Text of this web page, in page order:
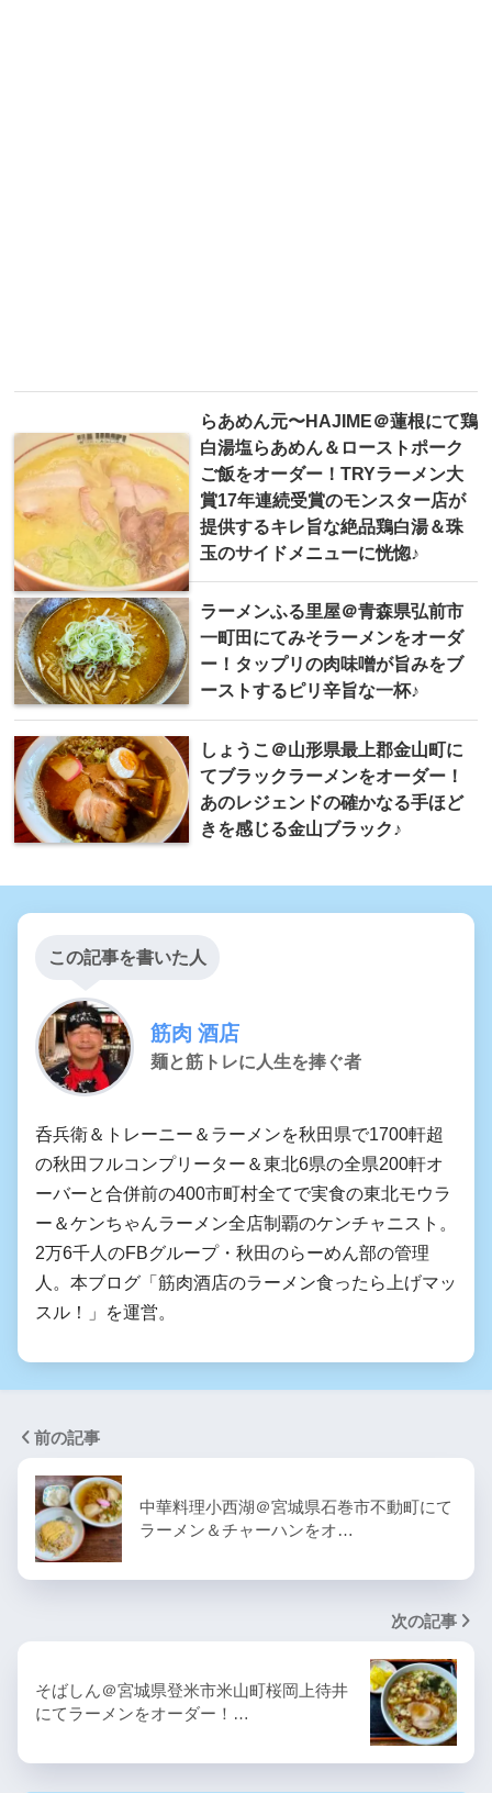
らあめん元〜HAJIME＠蓮根にて鶏
白湯塩らあめん＆ローストポーク
ご飯をオーダー！TRYラーメン大
賞17年連続受賞のモンスター店が
提供するキレ旨な絶品鶏白湯＆珠
玉のサイドメニューに恍惚♪
ラーメンふる里屋＠青森県弘前市
一町田にてみそラーメンをオーダ
ー！タップリの肉味噌が旨みをブ
ーストするピリ辛旨な一杯♪
しょうこ＠山形県最上郡金山町に
てブラックラーメンをオーダー！
あのレジェンドの確かなる手ほど
きを感じる金山ブラック♪
この記事を書いた人
筋肉 酒店
麺と筋トレに人生を捧ぐ者
呑兵衛＆トレーニー＆ラーメンを秋田県で1700軒超
の秋田フルコンプリーター＆東北6県の全県200軒オ
ーバーと合併前の400市町村全てで実食の東北モウラ
ー＆ケンちゃんラーメン全店制覇のケンチャニスト。
2万6千人のFBグループ・秋田のらーめん部の管理
人。本ブログ「筋肉酒店のラーメン食ったら上げマッ
スル！」を運営。
前の記事
中華料理小西湖＠宮城県石巻市不動町にて
ラーメン＆チャーハンをオ…
次の記事
そばしん＠宮城県登米市米山町桜岡上待井
にてラーメンをオーダー！…